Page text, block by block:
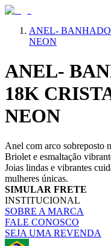
ANEL-
NEON
ANEL-
18K
NEON
Anel com arco sobreposto
Briolet e esmaltação
Joias lindas e vibrantes
mulheres únicas.
SIMULAR FRETE
INSTITUCIONAL
SOBRE A MARCA
FALE CONOSCO
SEJA UMA REVENDA